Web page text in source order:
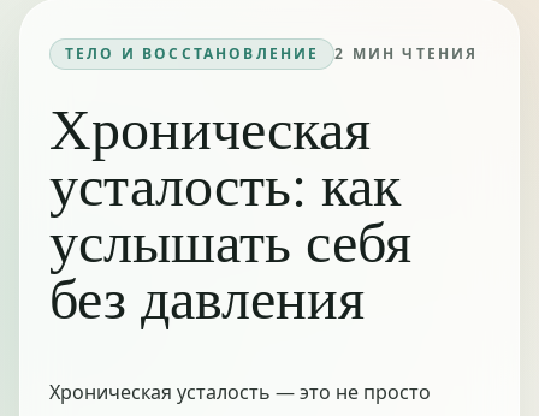
ТЕЛО И ВОССТАНОВЛЕНИЕ 2 МИН ЧТЕНИЯ
Хроническая
усталость: как
услышать себя
без давления
Хроническая усталость — это не просто